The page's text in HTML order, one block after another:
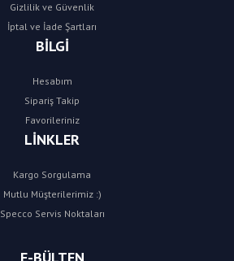
Gizlilik ve Güvenlik
İptal ve İade Şartları
BİLGİ
Hesabım
Sipariş Takip
Favorileriniz
LİNKLER
Kargo Sorgulama
Mutlu Müşterilerimiz :)
Specco Servis Noktaları